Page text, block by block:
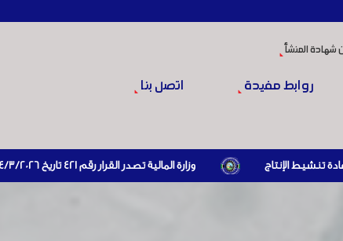
شهادة المنشأ
روابط مفيدة اتصل بنا
وزارة المالية تصدر القرار رقم 421 تاريخ 24/3/2026 المتضمن الزام المستوردين بإبراز براءة ذمة مالية سارية صادرة عن الهيئة العامة للضرائب والرسوم أو مديرياتها عند القيام بعمليات الاستيراد